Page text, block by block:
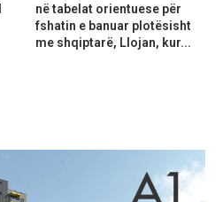
në tabelat orientuese për
fshatin e banuar plotësisht
me shqiptarë, Llojan, kur...